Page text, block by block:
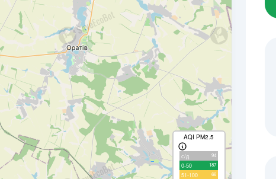
AQI PM2.5
с/д 94
0-50 187
51-100 66